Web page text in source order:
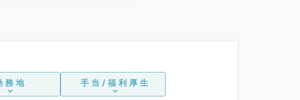
務地 手当/福利厚生